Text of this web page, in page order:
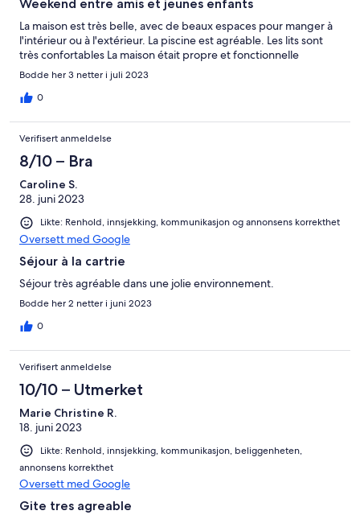
Weekend entre amis et jeunes enfants
La maison est très belle, avec de beaux espaces pour manger à
l'intérieur ou à l'extérieur. La piscine est agréable. Les lits sont
très confortables La maison était propre et fonctionnelle
Bodde her 3 netter i juli 2023
0
Verifisert anmeldelse
8/10 – Bra
Caroline S.
28. juni 2023
Likte: Renhold, innsjekking, kommunikasjon og annonsens korrekthet
Oversett med Google
Séjour à la cartrie
Séjour très agréable dans une jolie environnement.
Bodde her 2 netter i juni 2023
0
Verifisert anmeldelse
10/10 – Utmerket
Marie Christine R.
18. juni 2023
Likte: Renhold, innsjekking, kommunikasjon, beliggenheten,
annonsens korrekthet
Oversett med Google
Gite tres agreable